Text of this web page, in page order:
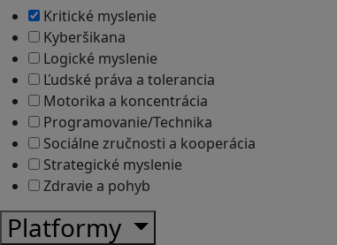
Kritické myslenie
Kyberšikana
Logické myslenie
Ľudské práva a tolerancia
Motorika a koncentrácia
Programovanie/Technika
Sociálne zručnosti a kooperácia
Strategické myslenie
Zdravie a pohyb
Platformy